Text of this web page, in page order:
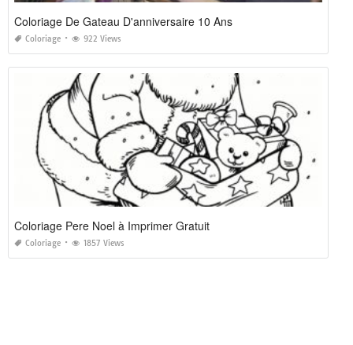
Coloriage De Gateau D'anniversaire 10 Ans
Coloriage 922 Views
Coloriage Pere Noel à Imprimer Gratuit
Coloriage 1857 Views